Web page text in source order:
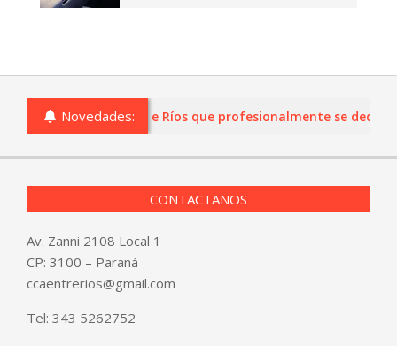
Novedades:
o comercios de Entre Ríos que profesionalmente se
CONTACTANOS
Av. Zanni 2108 Local 1
CP: 3100 – Paraná
ccaentrerios@gmail.com
Tel: 343 5262752